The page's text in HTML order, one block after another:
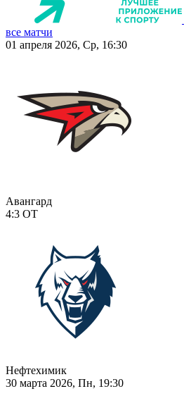
все матчи
01 апреля 2026, Ср, 16:30
Авангард
4:3 ОТ
Нефтехимик
30 марта 2026, Пн, 19:30